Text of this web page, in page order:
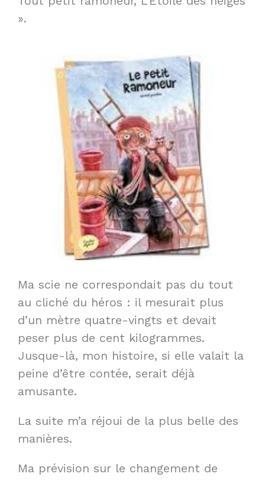
».
Ma scie ne correspondait pas du tout
au cliché du héros : il mesurait plus
d’un mètre quatre-vingts et devait
peser plus de cent kilogrammes.
Jusque-là, mon histoire, si elle valait la
peine d’être contée, serait déjà
amusante.
La suite m’a réjoui de la plus belle des
manières.
Ma prévision sur le changement de